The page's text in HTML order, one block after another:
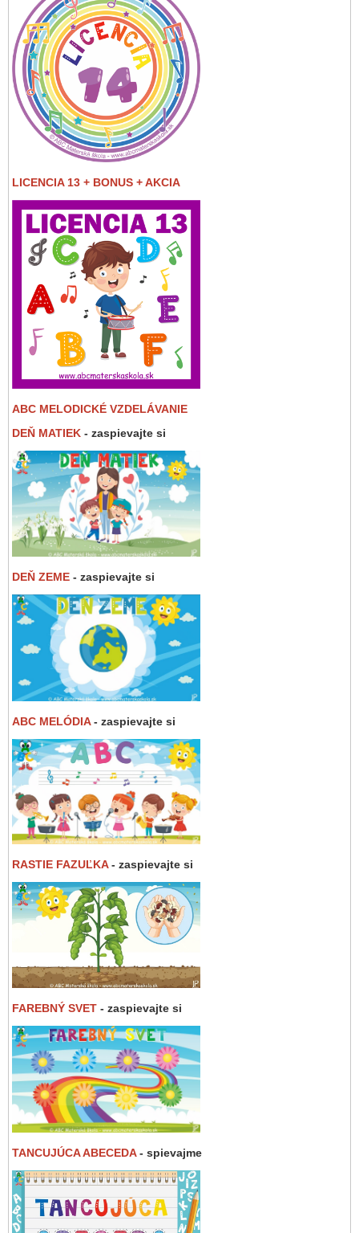
LICENCIA 13 + BONUS + AKCIA
ABC MELODICKÉ VZDELÁVANIE
DEŇ MATIEK - zaspievajte si
DEŇ ZEME - zaspievajte si
ABC MELÓDIA- zaspievajte si
RASTIE FAZUĽKA- zaspievajte si
FAREBNÝ SVET - zaspievajte si
TANCUJÚCA ABECEDA- spievajme